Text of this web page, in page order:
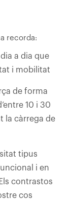
recorda:
a dia que
i mobilitat
de forma
10 i 30
la càrrega de
tipus
i en
contrastos
cos